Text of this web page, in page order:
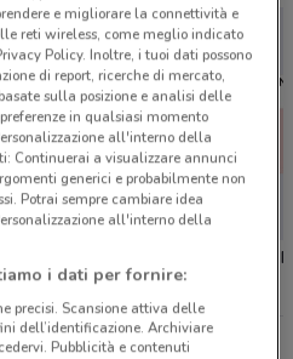
Takko
e migliorare la connettività e
reti wireless, come meglio indicato
Policy. Inoltre, i tuoi dati possono
di report, ricerche di mercato,
sulla posizione e analisi delle
in qualsiasi momento
all'interno della
Continuerai a visualizzare annunci
generici e probabilmente non
Potrai sempre cambiare idea
all'interno della
i dati per fornire:
precisi. Scansione attiva delle
dell’identificazione. Archiviare
Pubblicità e contenuti